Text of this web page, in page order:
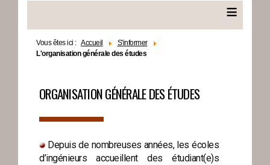
≡
Vous êtes ici : Accueil
S'informer
L'organisation générale des études
ORGANISATION GÉNÉRALE DES ÉTUDES
▬▬▬▬
Depuis de nombreuses années, les écoles
d’ingénieurs accueillent des étudiant(e)s